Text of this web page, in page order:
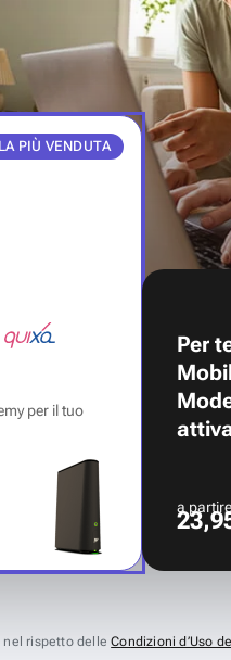
LA PIÙ VENDUTA
per il tuo
Per
a
nel rispetto delleCondizioni d’Uso